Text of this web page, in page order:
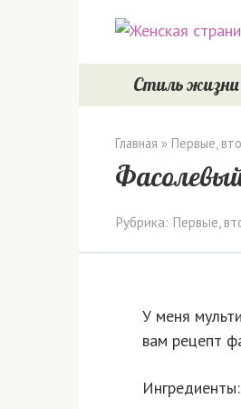
Стиль жизни
Главная » Первые,
Рубрика: Первые,
У меня
вам рецепт
Ингредиенты: